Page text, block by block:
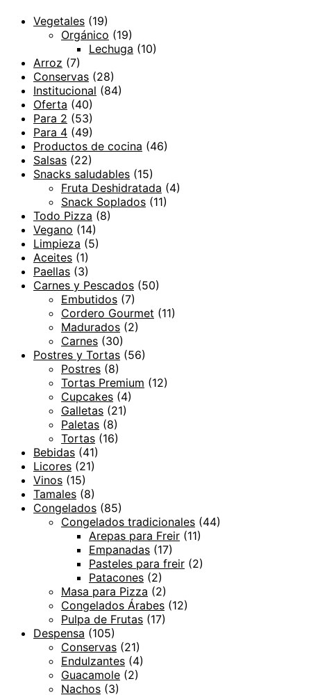
Vegetales (19)
Orgánico (19)
Lechuga (10)
Arroz (7)
Conservas (28)
Institucional (84)
Oferta (40)
Para 2 (53)
Para 4 (49)
Productos de cocina (46)
Salsas (22)
Snacks saludables (15)
Fruta Deshidratada (4)
Snack Soplados (11)
Todo Pizza (8)
Vegano (14)
Limpieza (5)
Aceites (1)
Paellas (3)
Carnes y Pescados (50)
Embutidos (7)
Cordero Gourmet (11)
Madurados (2)
Carnes (30)
Postres y Tortas (56)
Postres (8)
Tortas Premium (12)
Cupcakes (4)
Galletas (21)
Paletas (8)
Tortas (16)
Bebidas (41)
Licores (21)
Vinos (15)
Tamales (8)
Congelados (85)
Congelados tradicionales (44)
Arepas para Freir (11)
Empanadas (17)
Pasteles para freir (2)
Patacones (2)
Masa para Pizza (2)
Congelados Árabes (12)
Pulpa de Frutas (17)
Despensa (105)
Conservas (21)
Endulzantes (4)
Guacamole (2)
Nachos (3)